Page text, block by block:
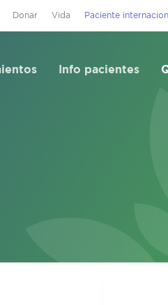
Donar Vida Paciente
Info pacientes